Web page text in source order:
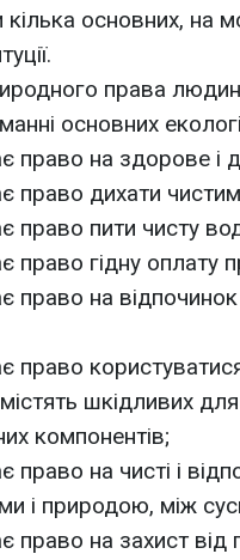
кілька основних, на
права
основних
право на здорове і
дихати
право пити чисту
гідну оплату
на
право
шкідливих
компонентів;
на чисті і
і природою, між
на захист від